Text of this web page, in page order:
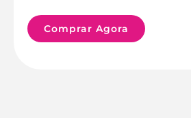
Comprar Agora